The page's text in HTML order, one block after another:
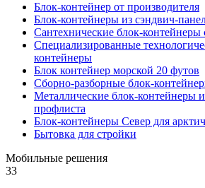
Блок-контейнер от производителя
Блок-контейнеры из сэндвич-
Сантехнические блок-
Специализированные
контейнеры
Блок контейнер морской 20 футов
Сборно-разборные блок-
Металлические блок-контейнеры
профлиста
Блок-контейнеры Север для
Бытовка для стройки
Мобильные решения
33